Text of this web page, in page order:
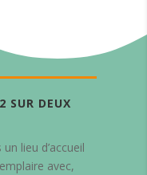
SUR DEUX
lieu d’accueil
avec,